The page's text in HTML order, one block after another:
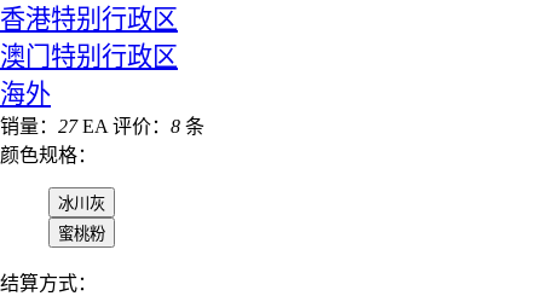
香港特别行政区
澳门特别行政区
海外
销量： 27EA 评价： 8 条
颜色规格：
结算方式：